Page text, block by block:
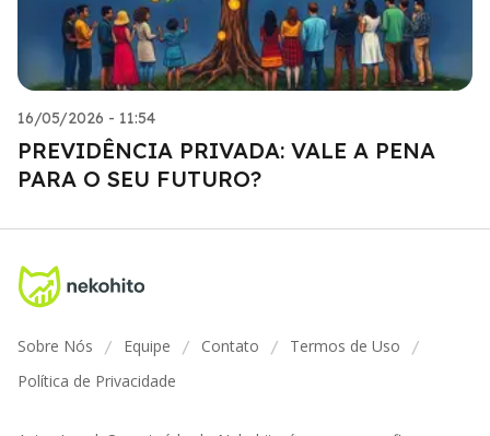
16/05/2026 - 11:54
PREVIDÊNCIA PRIVADA: VALE A PENA
PARA O SEU FUTURO?
Sobre Nós / Equipe / Contato / Termos de Uso /
Política de Privacidade